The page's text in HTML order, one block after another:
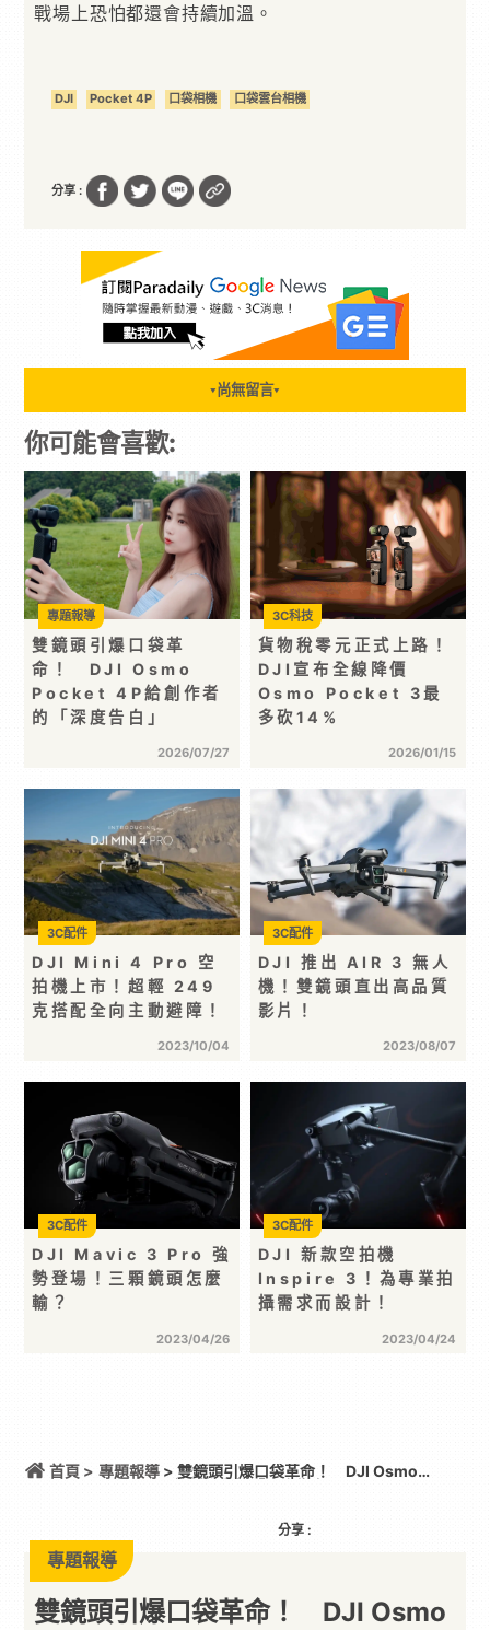
戰場上恐怕都還會持續加溫。
DJI Pocket 4P 口袋相機 口袋雲台相機
分享 :
▼ 尚無留言▼
你可能會喜歡:
雙鏡頭引爆口袋革
命！ DJI Osmo
Pocket 4P給創作者
的「深度告白」
2026/07/27
專題報導
貨物稅零元正式上路！
DJI宣布全線降價
Osmo Pocket 3最
多砍14%
2026/01/15
3C科技
DJI Mini 4 Pro 空
拍機上市！超輕 249
克搭配全向主動避障！
2023/10/04
3C配件
DJI 推出 AIR 3 無人
機！雙鏡頭直出高品質
影片！
2023/08/07
3C配件
DJI Mavic 3 Pro 強
勢登場！三顆鏡頭怎麼
輸？
2023/04/26
3C配件
DJI 新款空拍機
Inspire 3！為專業拍
攝需求而設計！
2023/04/24
3C配件
首頁 > 專題報導> 雙鏡頭引爆口袋革命！ DJI Osmo
分享 :
專題報導
雙鏡頭引爆口袋革命！ DJI Osmo